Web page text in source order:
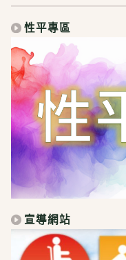
性平專區
宣導網站